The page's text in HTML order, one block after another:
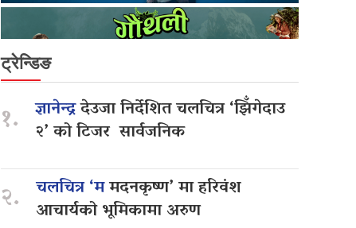
ट्रेन्डिङ
१. ज्ञानेन्द्रदेउजा निर्देशित चलचित्र ‘झिँगेदाउ
२’ को टिजर सार्वजनिक
२. चलचित्र ‘ममदनकृष्ण’ मा हरिवंश
आचार्यको भूमिकामा अरुण